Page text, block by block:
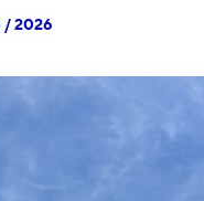
2026